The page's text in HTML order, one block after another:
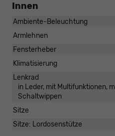
Innen
Ambiente-Beleuchtung
Armlehnen
Fensterheber
Klimatisierung
Lenkrad
in Leder, mit Multifunktionen,
Schaltwippen
Sitze
Sitze: Lordosenstütze